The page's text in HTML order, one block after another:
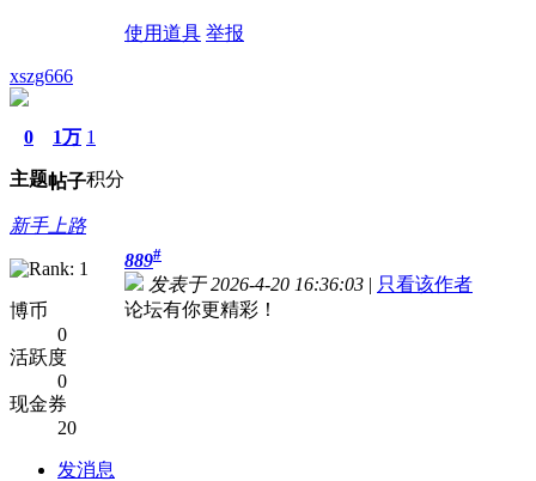
使用道具 举报
xszg666
0
主题
1万
帖子
1
积分
新手上路
博币
0
活跃度
0
现金券
20
发消息
889#
发表于 2026-4-20 16:36:03 | 只看该作者
论坛有你更精彩！